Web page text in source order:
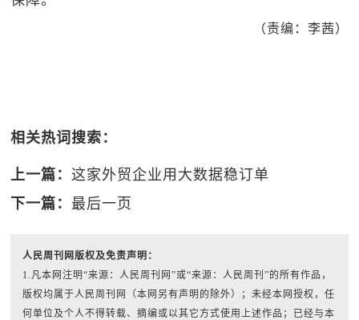
（责编：李茜）
相关热词搜索：
上一篇：这家外贸企业用大数据稳订单
下一篇：最后一页
人民周刊网版权及免责声明：
1.凡本网注明“来源：人民周刊网”或“来源：人民周刊”的所有作品，
版权均属于人民周刊网（本网另有声明的除外）；未经本网授权，任
何单位及个人不得转载、摘编或以其它方式使用上述作品；已经与本